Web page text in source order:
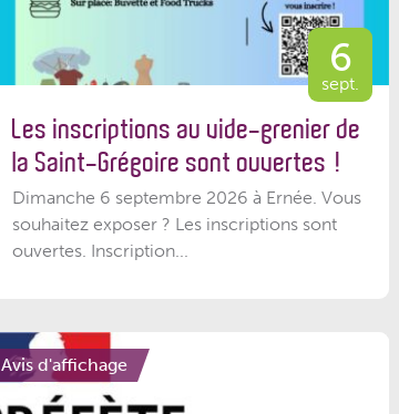
6
sept.
Les inscriptions au vide-grenier de
la Saint-Grégoire sont ouvertes !
Dimanche 6 septembre 2026 à Ernée. Vous
souhaitez exposer ? Les inscriptions sont
ouvertes. Inscription...
Avis d'affichage